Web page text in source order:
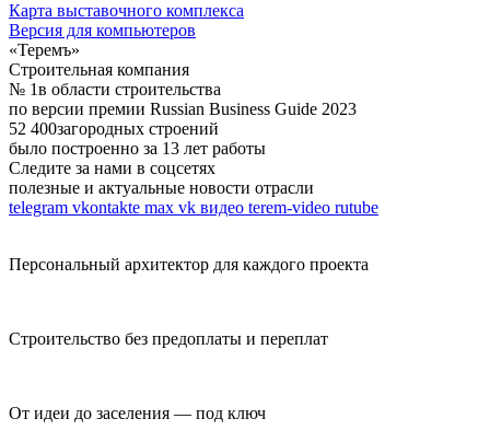
Карта выставочного комплекса
Версия для компьютеров
«Теремъ»
Строительная компания
№ 1в области строительства
по версии премии Russian Business Guide 2023
52 400загородных строений
было построенно за 13 лет работы
Следите за нами в соцсетях
полезные и актуальные новости отрасли
telegram vkontakte max vk видео terem-video rutube
Персональный архитектор для каждого проекта
Строительство без предоплаты и переплат
От идеи до заселения — под ключ